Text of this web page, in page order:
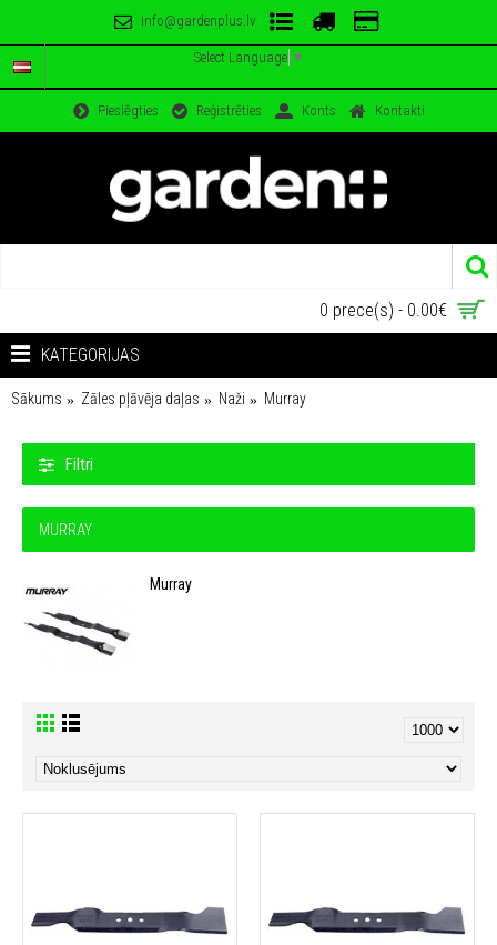
info@gardenplus.lv
Select Language ▼
Pieslēgties Reģistrēties Konts Kontakti
0 prece(s) - 0.00€
KATEGORIJAS
Sākums Zāles pļāvēja daļas Naži Murray
Filtri
MURRAY
Murray